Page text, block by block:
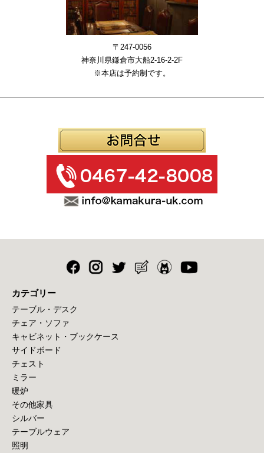
〒247-0056
神奈川県鎌倉市大船2-16-2-2F
※本店は予約制です。
カテゴリー
テーブル・デスク
チェア・ソファ
キャビネット・ブックケース
サイドボード
チェスト
ミラー
暖炉
その他家具
シルバー
テーブルウェア
照明